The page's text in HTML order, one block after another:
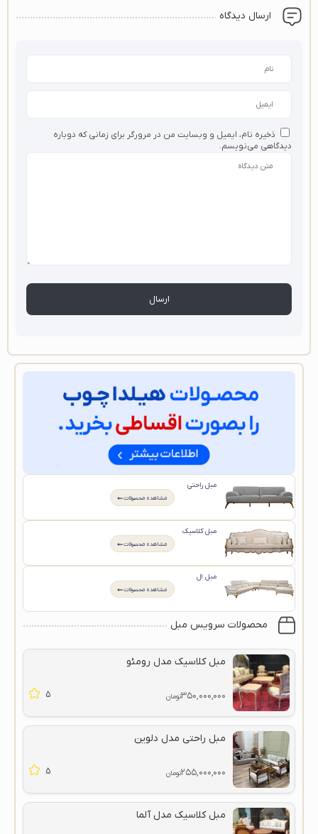
ارسال دیدگاه
ذخیره نام، ایمیل و وبسایت من در مرورگر برای زمانی که دوباره
دیدگاهی می‌نویسم.
مبل راحتی
مشاهده محصولات
مبل کلاسیک
مشاهده محصولات
مبل ال
مشاهده محصولات
محصولات سرویس مبل
مبل کلاسیک مدل رومئو
۳۵۰,۰۰۰,۰۰۰تومان 5
مبل راحتی مدل دلوین
۲۵۵,۰۰۰,۰۰۰تومان 5
مبل کلاسیک مدل آلما